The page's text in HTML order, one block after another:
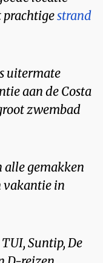
prachtigestrand
uitermate
aan de Costa
zwembad
gemakken
vakantie in
Suntip, De